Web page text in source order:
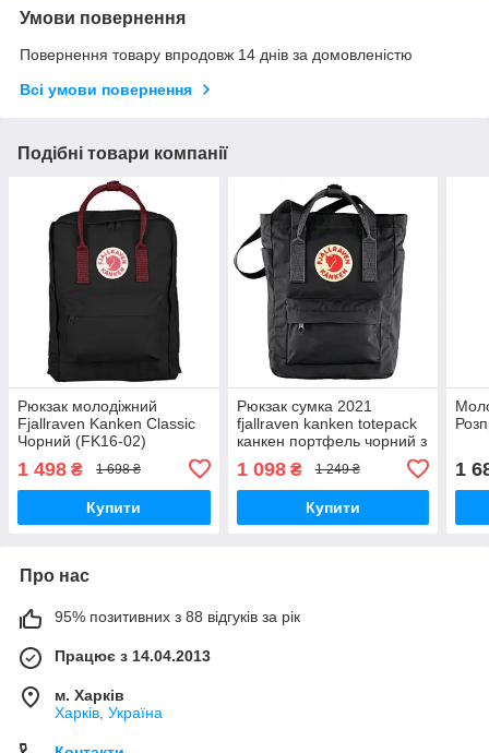
Умови повернення
Повернення товару впродовж 14 днів за домовленістю
Всі умови повернення
Подібні товари компанії
Рюкзак молодіжний
Fjallraven Kanken Classic
Чорний (FK16-02)
1 498 ₴ 1 698 ₴
Купити
Рюкзак сумка 2021
fjallraven kanken totepack
канкен портфель чорний з
1 098₴ 1 249 ₴
Купити
1
Про нас
95% позитивних з 88 відгуків за рік
Працює з 14.04.2013
м. Харків
Харків, Україна